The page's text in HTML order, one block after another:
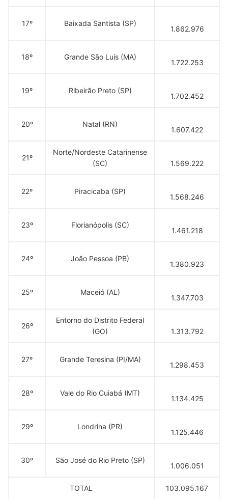
17º Baixada Santista (SP)
1.862.976
18º Grande São Luís (MA)
1.722.253
19º Ribeirão Preto (SP)
1.702.452
20º Natal (RN)
1.607.422
21º
Norte/Nordeste Catarinense
(SC)
1.569.222
22º Piracicaba (SP)
1.568.246
23º Florianópolis (SC)
1.461.218
24º João Pessoa (PB)
1.380.923
25º Maceió (AL)
1.347.703
26º
Entorno do Distrito Federal
(GO)
1.313.792
27º Grande Teresina (PI/MA)
1.298.453
28º Vale do Rio Cuiabá (MT)
1.134.425
29º Londrina (PR)
1.125.446
30º São José do Rio Preto (SP)
1.006.051
TOTAL 103.095.167